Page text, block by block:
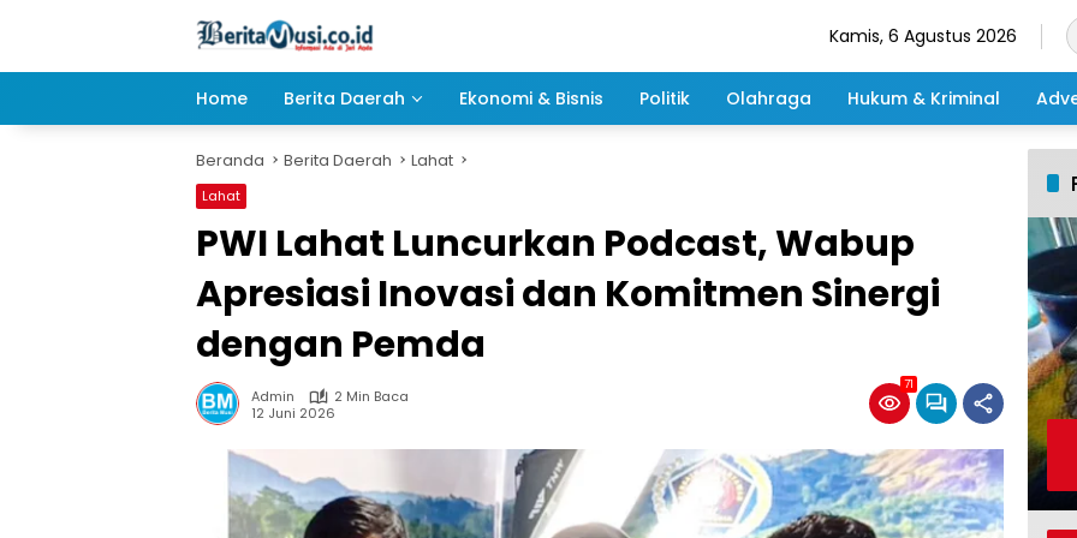
Kamis, 6 Agustus 2026
Home Berita Daerah Ekonomi & Bisnis Politik Olahraga Hukum & Kriminal
Beranda Berita Daerah Lahat
Lahat
PWI Lahat Luncurkan Podcast, Wabup
Apresiasi Inovasi dan Komitmen Sinergi
dengan Pemda
Admin
2 Min Baca
12 Juni 2026
71